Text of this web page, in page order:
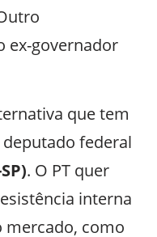
ex-governador
que tem
federal
. O PT quer
interna
mercado, como